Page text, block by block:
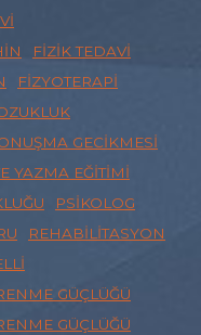
FIZIK TEDAVI
FIZYOTERAPI
GECIKMESI
YAZMA EĞITIMI
PSIKOLOG
REHABILITASYON
GÜÇLÜĞÜ
GÜÇLÜĞÜ